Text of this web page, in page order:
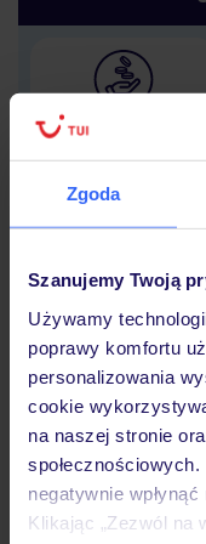
Zgoda
Szanujemy Twoją
Używamy
poprawy komfortu
personalizowania
cookie
na naszej stronie
negatywnie
Klikając „Zezwól na
Lider niskich cen
Hotel
Opinie
Pokoje